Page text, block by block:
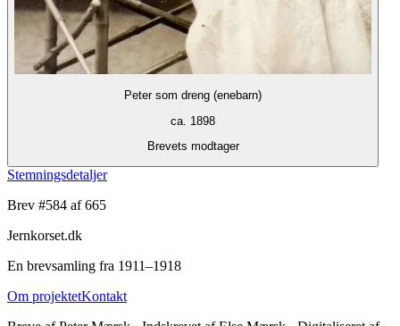
Peter som dreng (enebarn)
ca. 1898
Brevets modtager
Stemningsdetaljer
Brev #584 af 665
Jernkorset.dk
En brevsamling fra 1911–1918
Om projektetKontakt